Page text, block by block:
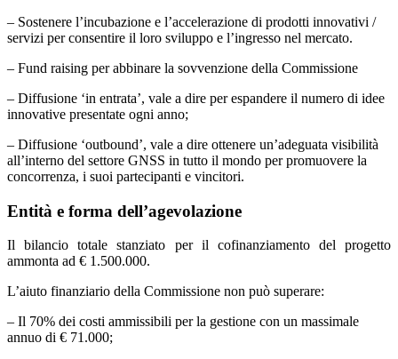
– Sostenere l’incubazione e l’accelerazione di prodotti innovativi /
servizi per consentire il loro sviluppo e l’ingresso nel mercato.
– Fund raising per abbinare la sovvenzione della Commissione
– Diffusione ‘in entrata’, vale a dire per espandere il numero di idee
innovative presentate ogni anno;
– Diffusione ‘outbound’, vale a dire ottenere un’adeguata visibilità
all’interno del settore GNSS in tutto il mondo per promuovere la
concorrenza, i suoi partecipanti e vincitori.
Entità e forma dell’agevolazione
Il bilancio totale stanziato per il cofinanziamento del progetto
ammonta ad € 1.500.000.
L’aiuto finanziario della Commissione non può superare:
– Il 70% dei costi ammissibili per la gestione con un massimale
annuo di € 71.000;